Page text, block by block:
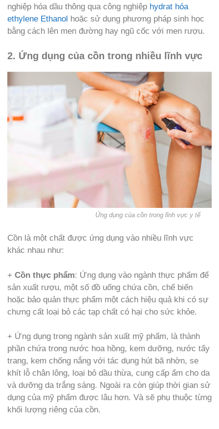
nghiệp hóa dầu thông qua công nghiệp hydrat hóa
ethylene Ethanol hoặc sử dụng phương pháp sinh học
bằng cách lên men đường hay ngũ cốc với men rượu.
2. Ứng dụng của cồn trong nhiều lĩnh vực
Ứng dụng của cồn trong lĩnh vực y tế
Cồn là một chất được ứng dụng vào nhiều lĩnh vực
khác nhau như:
+ Cồn thực phẩm: Ứng dụng vào ngành thực phẩm để
sản xuất rượu, một số đồ uống chứa cồn, chế biến
hoặc bảo quản thực phẩm một cách hiệu quả khi có sự
chưng cất loại bỏ các tạp chất có hại cho sức khỏe.
+ Ứng dụng trong ngành sản xuất mỹ phẩm, là thành
phần chứa trong nước hoa hồng, kem dưỡng, nước tẩy
trang, kem chống nắng với tác dụng hút bã nhờn, se
khít lỗ chân lông, loại bỏ dầu thừa, cung cấp ẩm cho da
và dưỡng da trắng sáng. Ngoài ra còn giúp thời gian sử
dụng của mỹ phẩm được lâu hơn. Và sẽ phụ thuộc từng
khối lượng riêng của cồn.